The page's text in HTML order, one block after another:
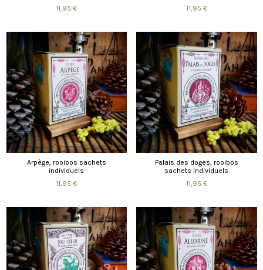
11,95 €
11,95 €
Arpège, rooibos sachets
individuels
11,95 €
Palais des doges, rooibos
sachets individuels
11,95 €